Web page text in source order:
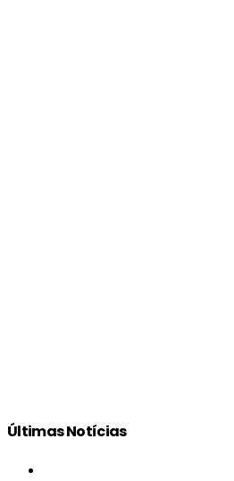
Últimas Notícias